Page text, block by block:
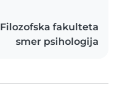
Filozofska fakulteta
smer psihologija